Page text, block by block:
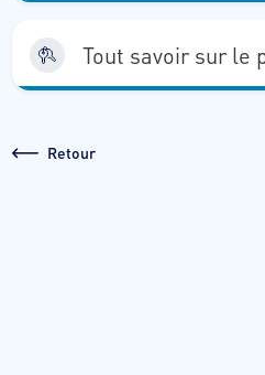
Tout savoir sur le
Retour